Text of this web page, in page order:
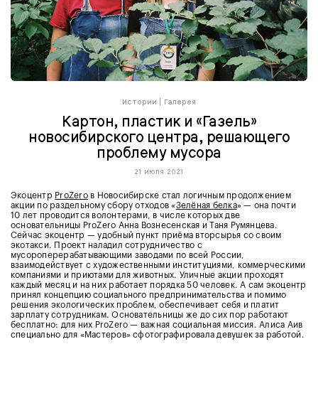
Истории Галерея
Картон, пластик и «Газель»
новосибирского центра, решающего
проблему мусора
21 июля 2021
Экоцентр ProZeroв Новосибирске стал логичным продолжением
акции по раздельному сбору отходов «Зелёная белка» — она почти
10 лет проводится волонтерами, в числе которых две
основательницы ProZero Анна Вознесенская и Таня Румянцева.
Сейчас экоцентр — удобный пункт приёма вторсырья со своим
экотакси. Проект наладил сотрудничество с
мусороперерабатывающими заводами по всей России,
взаимодействует с художественными институциями, коммерческими
компаниями и приютами для животных. Уличные акции проходят
каждый месяц и на них работает порядка 50 человек. А сам экоцентр
принял концепцию социального предпринимательства и помимо
решения экологических проблем, обеспечивает себя и платит
зарплату сотрудникам. Основательницы же до сих пор работают
бесплатно: для них ProZero — важная социальная миссия. Алиса Аив
специально для «Мастеров» сфотографировала девушек за работой.